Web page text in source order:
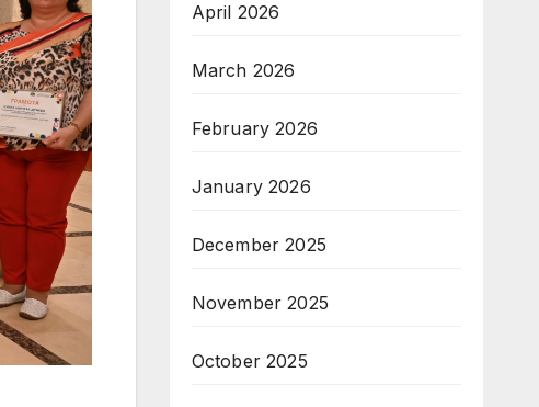
April 2026
March 2026
February 2026
January 2026
December 2025
November 2025
October 2025